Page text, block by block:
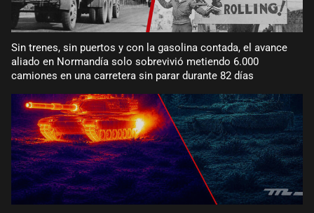
Sin trenes, sin puertos y con la gasolina contada, el avance
aliado en Normandía solo sobrevivió metiendo 6.000
camiones en una carretera sin parar durante 82 días